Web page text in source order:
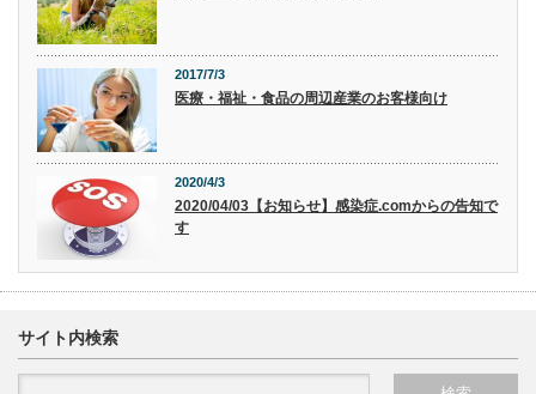
2017/7/3
医療・福祉・食品の周辺産業のお客様向け
2020/4/3
2020/04/03【お知らせ】感染症.comからの告知で
す
サイト内検索